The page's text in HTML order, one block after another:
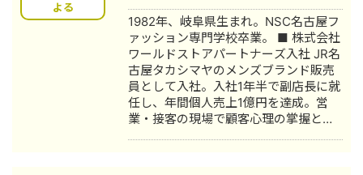
よる
1982年、岐阜県生まれ。NSC名古屋フ
ァッション専門学校卒業。 ■ 株式会社
ワールドストアパートナーズ入社 JR名
古屋タカシマヤのメンズブランド販売
員として入社。入社1年半で副店長に就
任し、年間個人売上1億円を達成。営
業・接客の現場で顧客心理の掌握と売